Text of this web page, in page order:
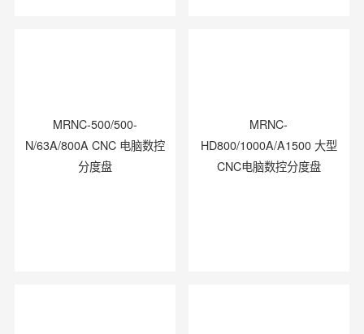
MRNC-500/500-
N/63A/800A CNC 电脑数控
分度盘
MRNC-
HD800/1000A/A1500 大型
CNC电脑数控分度盘